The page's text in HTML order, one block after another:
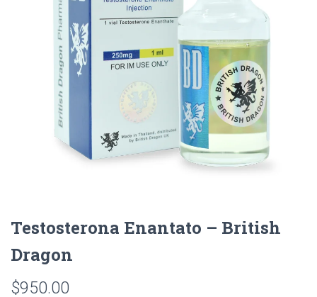
Testosterona Enantato – British
Dragon
$950.00